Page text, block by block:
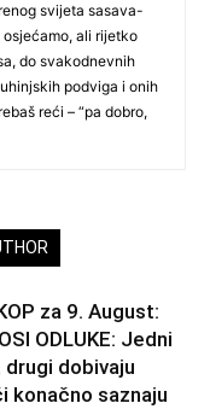
svijeta sasava-
ali rijetko
do svakodnevnih
podviga i onih
reći – “pa dobro,
za 9. August:
ODLUKE: Jedni
drugi dobivaju
konačno saznaju